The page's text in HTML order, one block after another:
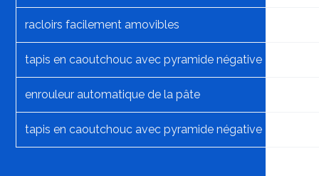
racloirs facilement amovibles
tapis en caoutchouc avec pyramide négative
enrouleur automatique de la pâte
tapis en caoutchouc avec pyramide négative